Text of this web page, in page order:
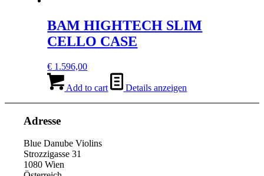
BAM HIGHTECH SLIM
CELLO CASE
€ 1.596,00
Add to cart Details anzeigen
Adresse
Blue Danube Violins
Strozzigasse 31
1080 Wien